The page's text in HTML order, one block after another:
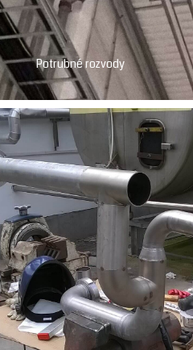
Potrubné rozvody